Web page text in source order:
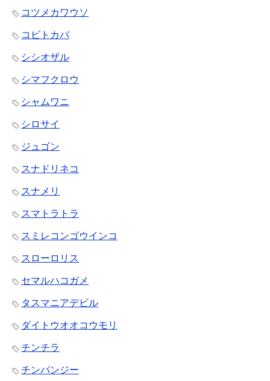
コツメカワウソ
コビトカバ
シシオザル
シマフクロウ
シャムワニ
シロサイ
ジュゴン
スナドリネコ
スナメリ
スマトラトラ
スミレコンゴウインコ
スローロリス
セマルハコガメ
タスマニアデビル
ダイトウオオコウモリ
チンチラ
チンパンジー